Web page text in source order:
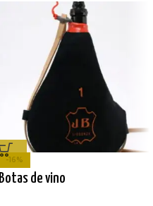
-16%
Botas de vino